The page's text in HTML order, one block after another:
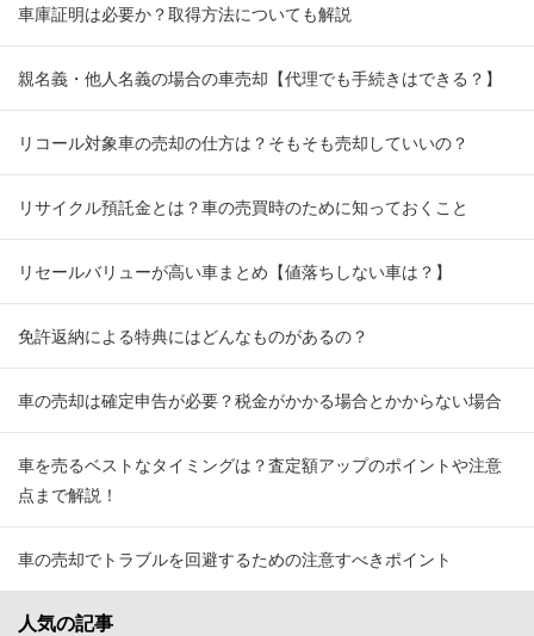
車庫証明は必要か？取得方法についても解説
親名義・他人名義の場合の車売却【代理でも手続きはできる？】
リコール対象車の売却の仕方は？そもそも売却していいの？
リサイクル預託金とは？車の売買時のために知っておくこと
リセールバリューが高い車まとめ【値落ちしない車は？】
免許返納による特典にはどんなものがあるの？
車の売却は確定申告が必要？税金がかかる場合とかからない場合
車を売るベストなタイミングは？査定額アップのポイントや注意
点まで解説！
車の売却でトラブルを回避するための注意すべきポイント
人気の記事